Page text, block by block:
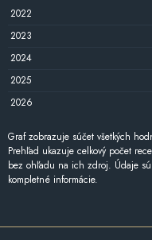
2022
2023
2024
2025
2026
Graf zobrazuje súčet všetkých
Prehľad ukazuje celkový počet
bez ohľadu na ich zdroj. Údaje
kompletné informácie.